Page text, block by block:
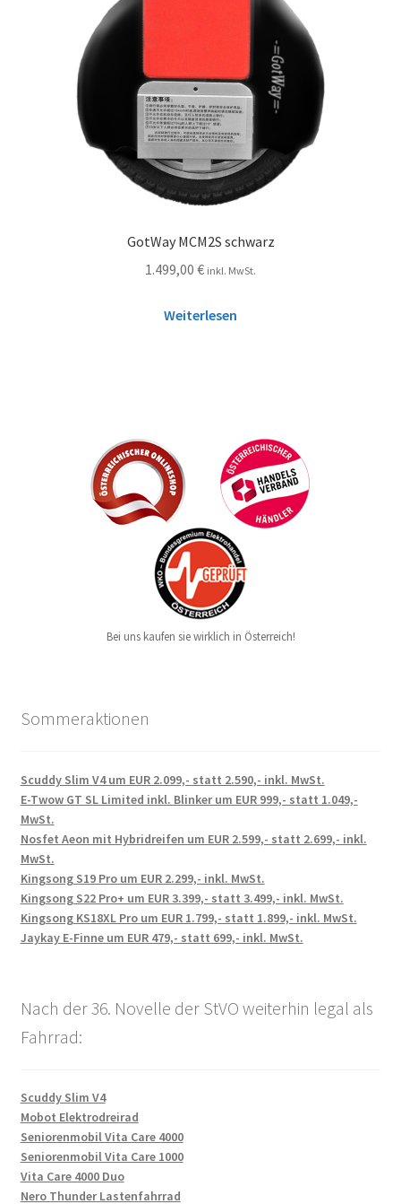
GotWay MCM2S schwarz
1.499,00 € inkl. MwSt.
Weiterlesen
Bei uns kaufen sie wirklich in Österreich!
Sommeraktionen
Scuddy Slim V4 um EUR 2.099,- statt 2.590,- inkl. MwSt.
E-Twow GT SL Limited inkl. Blinker um EUR 999,- statt 1.049,-
MwSt.
Nosfet Aeon mit Hybridreifen um EUR 2.599,- statt 2.699,- inkl.
MwSt.
Kingsong S19 Pro um EUR 2.299,- inkl. MwSt.
Kingsong S22 Pro+ um EUR 3.399,- statt 3.499,- inkl. MwSt.
Kingsong KS18XL Pro um EUR 1.799,- statt 1.899,- inkl. MwSt.
Jaykay E-Finne um EUR 479,- statt 699,- inkl. MwSt.
Nach der 36. Novelle der StVO weiterhin legal als
Fahrrad:
Scuddy Slim V4
Mobot Elektrodreirad
Seniorenmobil Vita Care 4000
Seniorenmobil Vita Care 1000
Vita Care 4000 Duo
Nero Thunder Lastenfahrrad